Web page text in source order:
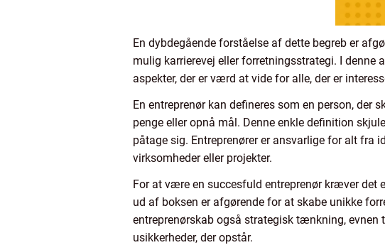
En dybdegående forståelse af dette begreb er
mulig karrierevej eller forretningsstrategi. I
aspekter, der er værd at vide for alle, der er
En entreprenør kan defineres som en person, der
penge eller opnå mål. Denne enkle definition
påtage sig. Entreprenører er ansvarlige for alt fra
virksomheder eller projekter.
For at være en succesfuld entreprenør kræver
ud af boksen er afgørende for at skabe unikke
entreprenørskab også strategisk tænkning,
usikkerheder, der opstår.